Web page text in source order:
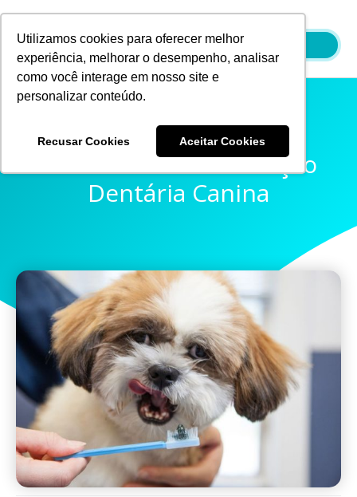
Utilizamos cookies para oferecer melhor
experiência, melhorar o desempenho, analisar
como você interage em nosso site e
personalizar conteúdo.
Recusar Cookies Aceitar Cookies
conteúdo
Como Fazer A Escovação
Dentária Canina